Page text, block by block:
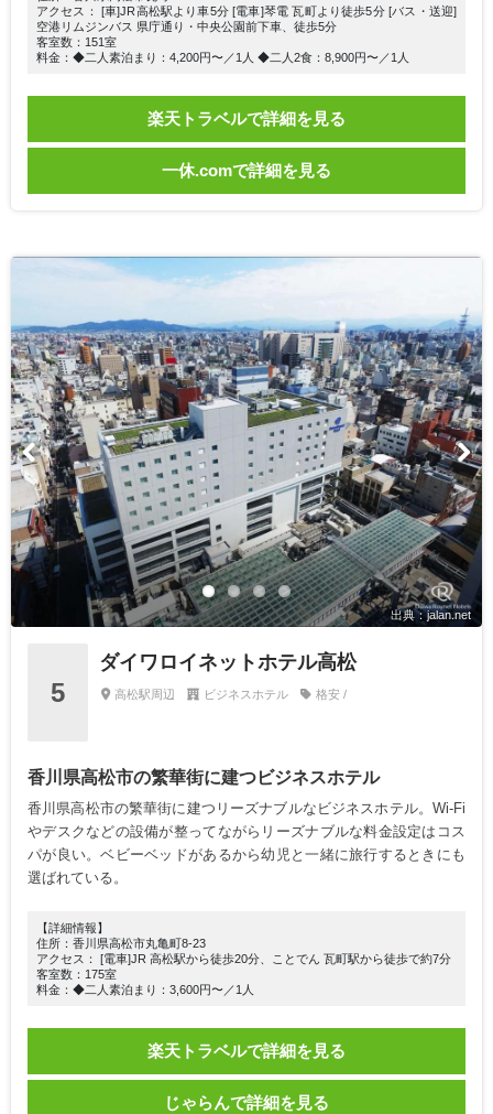
アクセス： [車]JR高松駅より車5分 [電車]琴電 瓦町より徒歩5分 [バス・送迎]
空港リムジンバス 県庁通り・中央公園前下車、徒歩5分
客室数：151室
料金：◆二人素泊まり：4,200円〜／1人 ◆二人2食：8,900円〜／1人
楽天トラベルで詳細を見る
一休.comで詳細を見る
出典：jalan.net
5
ダイワロイネットホテル高松
高松駅周辺 ビジネスホテル 格安 /
香川県高松市の繁華街に建つビジネスホテル
香川県高松市の繁華街に建つリーズナブルなビジネスホテル。Wi-Fi
やデスクなどの設備が整ってながらリーズナブルな料金設定はコス
パが良い。ベビーベッドがあるから幼児と一緒に旅行するときにも
選ばれている。
【詳細情報】
住所：香川県高松市丸亀町8-23
アクセス： [電車]JR 高松駅から徒歩20分、ことでん 瓦町駅から徒歩で約7分
客室数：175室
料金：◆二人素泊まり：3,600円〜／1人
楽天トラベルで詳細を見る
じゃらんで詳細を見る